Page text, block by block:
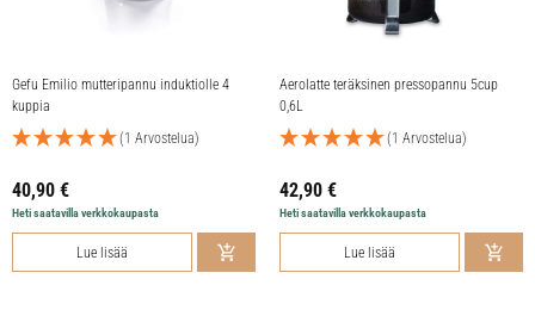
Gefu Emilio mutteripannu induktiolle 4
kuppia
(1 Arvostelua)
40,90 €
Heti saatavilla verkkokaupasta
Lue lisää
Aerolatte teräksinen pressopannu 5cup
0,6L
(1 Arvostelua)
42,90 €
Heti saatavilla verkkokaupasta
Lue lisää